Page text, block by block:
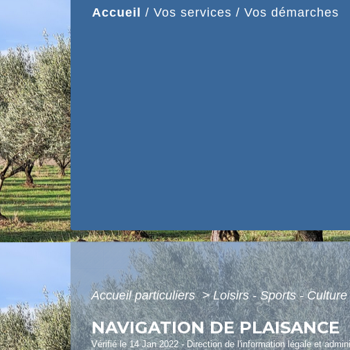
Accueil / Vos services / Vos démarches
Accueil particuliers> Loisirs - Sports - Culture
NAVIGATION DE PLAISANCE
Vérifié le 14 Jan 2022 - Direction de l'information légale et